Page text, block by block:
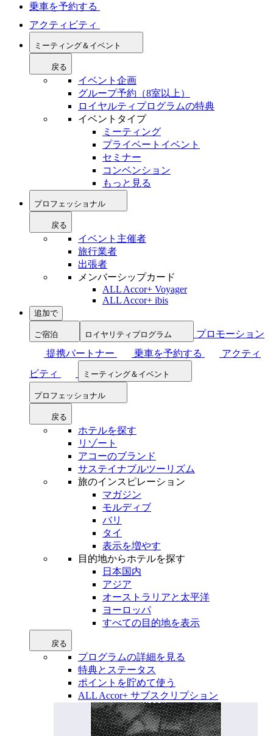
乗車を予約する
アクティビティ
ミーティング＆イベント
戻る
イベント企画
グループ予約（8室以上）
ロイヤルティプログラムの特典
イベントタイプ
ミーティング
プライベートイベント
セミナー
コンベンション
もっと見る
プロフェッショナル
戻る
イベント主催者
旅行業者
出張者
メンバーシップカード
ALL Accor+ Voyager
ALL Accor+ ibis
追加で
ご宿泊 ロイヤリティプログラム
プロモーション
提携パートナー
乗車を予約する
アクティ
ビティ
ミーティング＆イベント
プロフェッショナル
戻る
ホテルを探す
リゾート
アコーのブランド
サステイナブルツーリズム
旅のインスピレーション
マガジン
モルディブ
バリ
タイ
表示を増やす
目的地からホテルを探す
日本国内
アジア
オーストラリアと太平洋
ヨーロッパ
すべての目的地を表示
戻る
プログラムの詳細を見る
特典とステータス
ポイントを貯めて使う
ALL Accor+ サブスクリプション